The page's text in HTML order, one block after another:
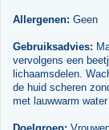
Allergenen: Geen
Gebruiksadvies:
vervolgens een
lichaamsdelen.
de huid scheren
met lauwwarm